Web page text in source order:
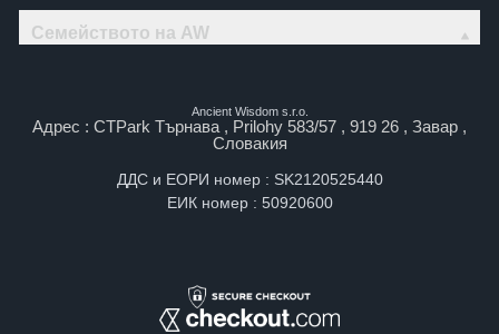
Семейството на AW
Ancient Wisdom s.r.o.
Адрес : CTPark Търнава , Prilohy 583/57 , 919 26 , Завар ,
Словакия
ДДС и ЕОРИ номер : SK2120525440
ЕИК номер : 50920600